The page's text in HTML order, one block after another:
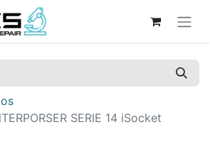
SERIE 14 iSocket